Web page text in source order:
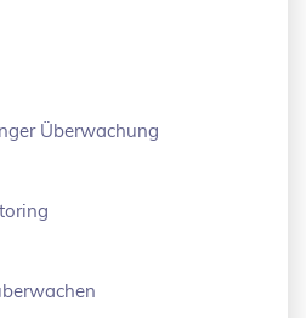
Überwachung